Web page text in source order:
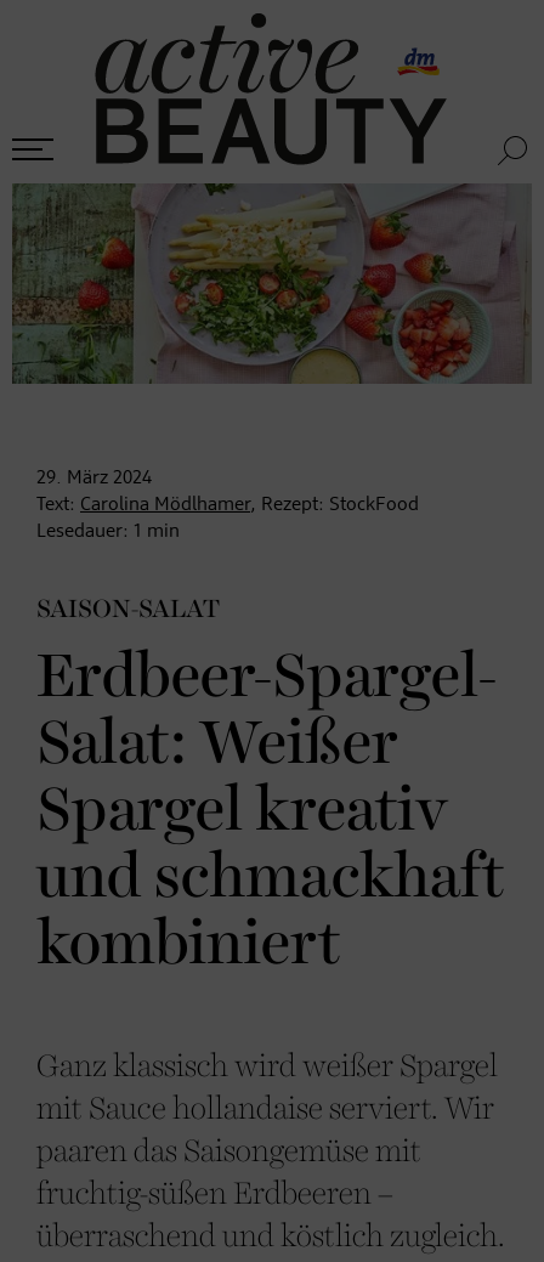
29. März 2024
Text: Carolina Mödlhamer, Rezept: StockFood
Lesedauer: 1 min
SAISON-SALAT
Erdbeer-Spargel-
Salat: Weißer
Spargel kreativ
und schmackhaft
kombiniert
Ganz klassisch wird weißer Spargel
mit Sauce hollandaise serviert. Wir
paaren das Saisongemüse mit
fruchtig-süßen Erdbeeren –
überraschend und köstlich zugleich.